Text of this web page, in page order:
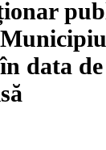
data de